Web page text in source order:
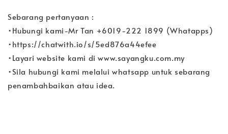
Sebarang pertanyaan :
•Hubungi kami-Mr Tan +6019-222 1899 (Whatapps)
•https://chatwith.io/s/5ed876a44efee
•Layari website kami di www.sayangku.com.my
•Sila hubungi kami melalui whatsapp untuk sebarang
penambahbaikan atau idea.